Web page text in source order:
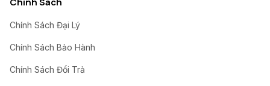
Chính Sách Đại Lý
Chính Sách Bảo Hành
Chính Sách Đổi Trả